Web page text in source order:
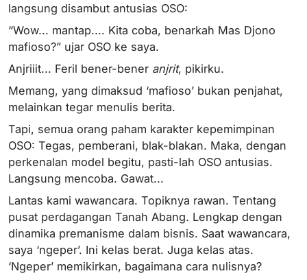
langsung disambut antusias OSO:
“Wow... mantap.... Kita coba, benarkah Mas Djono
mafioso?” ujar OSO ke saya.
Anjriiit... Feril bener-bener anjrit, pikirku.
Memang, yang dimaksud ‘mafioso’ bukan penjahat,
melainkan tegar menulis berita.
Tapi, semua orang paham karakter kepemimpinan
OSO: Tegas, pemberani, blak-blakan. Maka, dengan
perkenalan model begitu, pasti-lah OSO antusias.
Langsung mencoba. Gawat...
Lantas kami wawancara. Topiknya rawan. Tentang
pusat perdagangan Tanah Abang. Lengkap dengan
dinamika premanisme dalam bisnis. Saat wawancara,
saya ‘ngeper’. Ini kelas berat. Juga kelas atas.
‘Ngeper’ memikirkan, bagaimana cara nulisnya?